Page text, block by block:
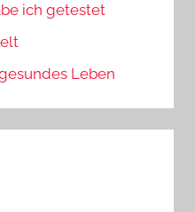
ich getestet
Leben